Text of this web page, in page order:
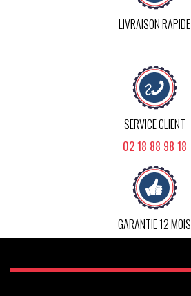
LIVRAISON RAPIDE
SERVICE CLIENT
02 18 88 98 18
GARANTIE 12 MOIS